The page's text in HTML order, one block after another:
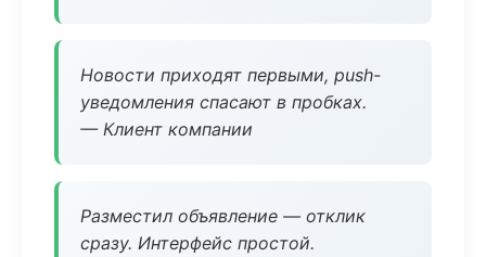
Новости приходят первыми, push-
уведомления спасают в пробках.
— Клиент компании
Разместил объявление — отклик
сразу. Интерфейс простой.